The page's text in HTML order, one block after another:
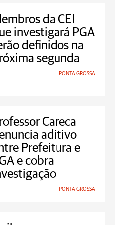
da CEI
investigará PGA
definidos na
segunda
PONTA GROSSA
Careca
aditivo
Prefeitura e
e cobra
PONTA GROSSA